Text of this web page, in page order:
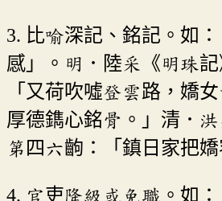
3. 比喻深記、銘記。如
感」。明．陸采《明珠記
「又荷吹噓登雲路，嬌
厚德鐫心銘骨。」清．洪
第四六齣：「鎮日家把嬌
4. 官吏降級或免職。如：